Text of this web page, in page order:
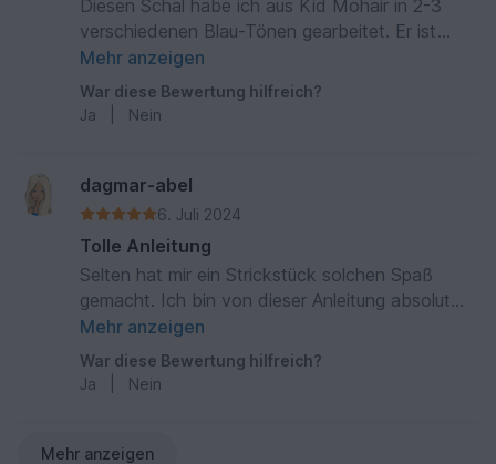
Diesen Schal habe ich aus Kid Mohair in 2-3
verschiedenen Blau-Tönen gearbeitet. Er ist
super leicht und hält schön warm und sieht
traumhaft aus
Mehr anzeigen
War diese Bewertung hilfreich?
Ja
Nein
dagmar-abel
6. Juli 2024
Tolle Anleitung
Selten hat mir ein Strickstück solchen Spaß
gemacht. Ich bin von dieser Anleitung absolut
begeistert. Das Ergebnis ist wunderschön
Mehr anzeigen
War diese Bewertung hilfreich?
Ja
Nein
Mehr anzeigen